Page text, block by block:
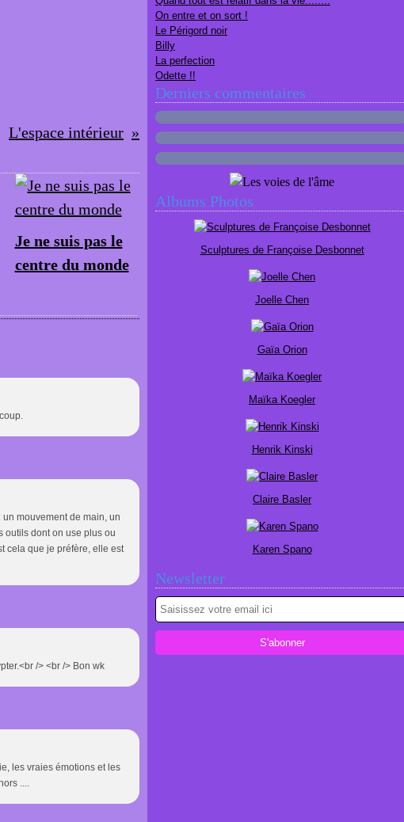
L'espace intérieur
Je ne suis pas le
centre du monde
mouvement de main, un
outils dont on use plus ou
cela que je préfère, elle est
/> <br /> Bon wk
les vraies émotions et les
....
On entre et on sort !
Le Périgord noir
Billy
La perfection
Odette !!
Derniers commentaires
Albums Photos
Sculptures de Françoise Desbonnet
Joelle Chen
Gaïa Orion
Maïka Koegler
Henrik Kinski
Claire Basler
Karen Spano
Newsletter